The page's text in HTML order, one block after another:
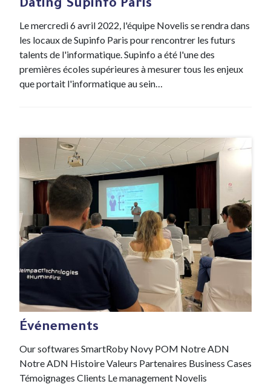
Dating Supinfo Paris
Le mercredi 6 avril 2022, l'équipe Novelis se rendra dans
les locaux de Supinfo Paris pour rencontrer les futurs
talents de l'informatique. Supinfo a été l'une des
premières écoles supérieures à mesurer tous les enjeux
que portait l'informatique au sein…
#Evenement
31 Jan , 2022
Événements
Our softwares SmartRoby Novy POM Notre ADN
Notre ADN Histoire Valeurs Partenaires Business Cases
Témoignages Clients Le management Novelis